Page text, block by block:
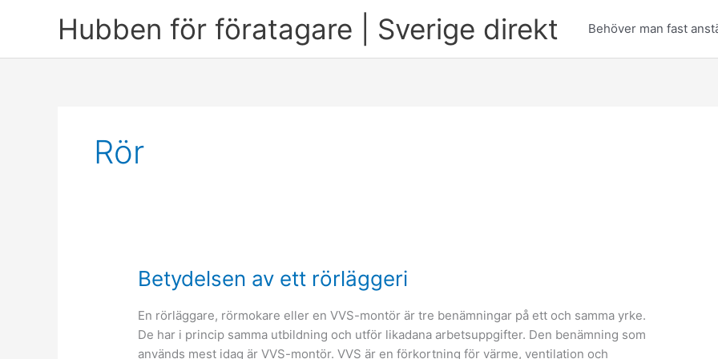
Hubben för föratagare | Sverige direkt Behöver man fast
Rör
Betydelsen av ett rörläggeri
En rörläggare, rörmokare eller en VVS-montör är tre benämningar på ett och samma yrke.
De har i princip samma utbildning och utför likadana arbetsuppgifter. Den benämning som
används mest idag är VVS-montör. VVS är en förkortning för värme, ventilation och